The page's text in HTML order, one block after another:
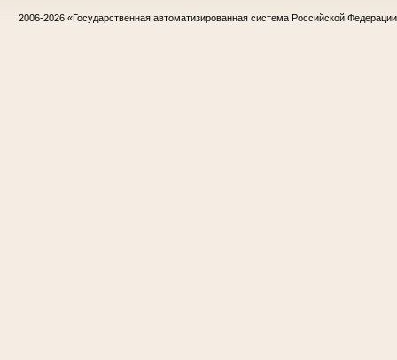
2006-2026 «Государственная автоматизированная система Российской